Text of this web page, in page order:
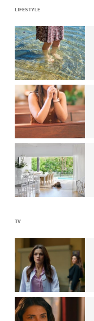
TV
LIFESTYLE